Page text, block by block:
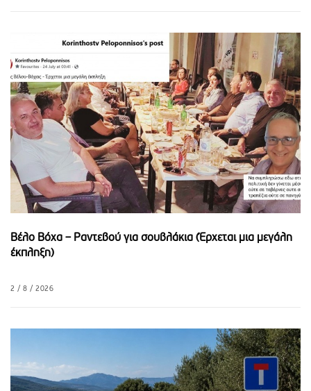
Κόρινθος - νίκη με 1-0 επι του Ιαλυσου (vid)
Κόρινθος: Χάος στο δημοτικό συμβούλιο -
Πιάστηκαν στα χέρια
Ο καρχαρίας βολτάρει στα ρηχά στον
Κορινθιακό
Βέλο Βόχα – Ραντεβού για σουβλάκια (Έρχεται μια μεγάλη
έκπληξη)
2 / 8 / 2026